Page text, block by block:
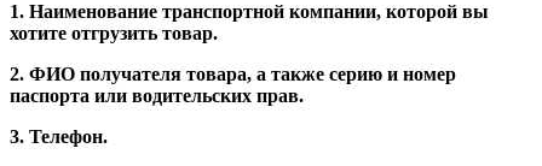
1. Наименование транспортной компании, которой вы
хотите отгрузить товар.
2. ФИО получателя товара, а также серию и номер
паспорта или водительских прав.
3. Телефон.